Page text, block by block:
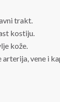
trakt.
kostiju.
kože.
arterija, vene i